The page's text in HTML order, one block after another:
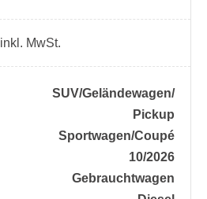
inkl. MwSt.
SUV/​Geländewagen/​
Pickup
Sportwagen/​Coupé
10/2026
Gebrauchtwagen